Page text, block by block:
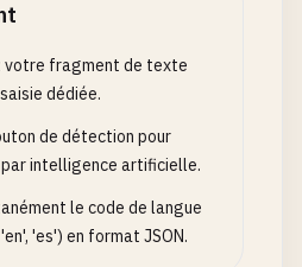
votre fragment de texte
dédiée.
de détection pour
intelligence artificielle.
le code de langue
'es') en format JSON.